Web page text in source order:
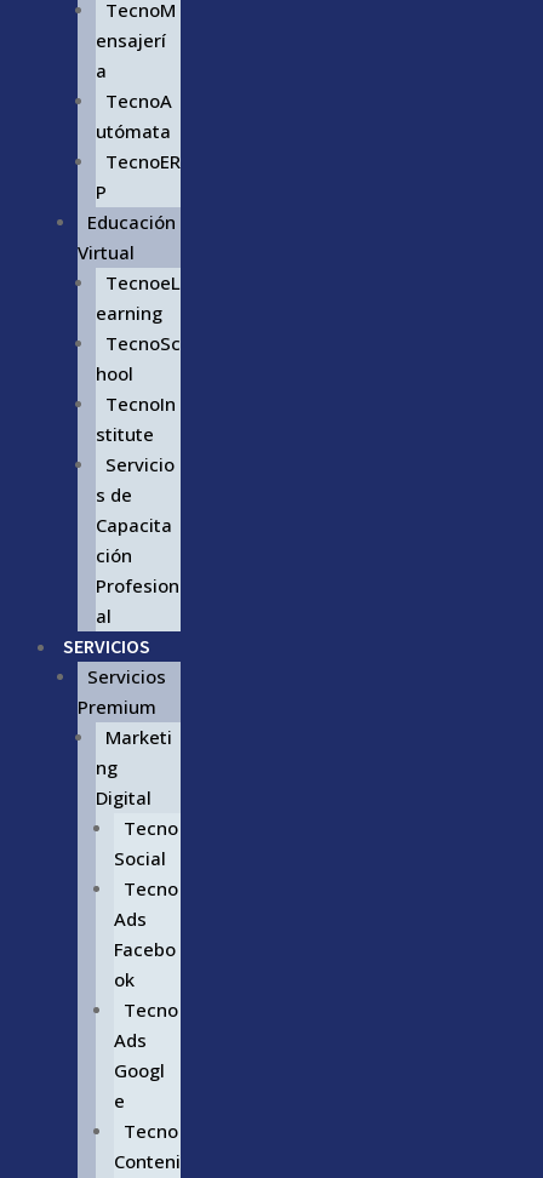
TecnoM
ensajerí
a
TecnoA
utómata
TecnoER
P
Educación
Virtual
TecnoeL
earning
TecnoSc
hool
TecnoIn
stitute
Servicio
s de
Capacita
ción
Profesion
al
SERVICIOS
Servicios
Premium
Marketi
ng
Digital
Tecno
Social
Tecno
Ads
Facebo
ok
Tecno
Ads
Googl
e
Tecno
Conteni